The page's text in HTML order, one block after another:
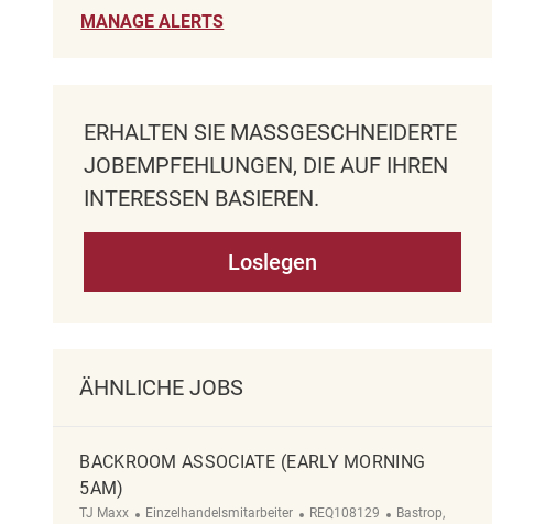
MANAGE ALERTS
ERHALTEN SIE MASSGESCHNEIDERTE J
OBEMPFEHLUNGEN, DIE AUF IHREN I
NTERESSEN BASIEREN.
Loslegen
ÄHNLICHE JOBS
BACKROOM ASSOCIATE (EARLY MORNING
5AM)
TJ Maxx Kategorie
Einzelhandelsmitarbeiter ReqId
REQ108129 Ort
Bastrop,